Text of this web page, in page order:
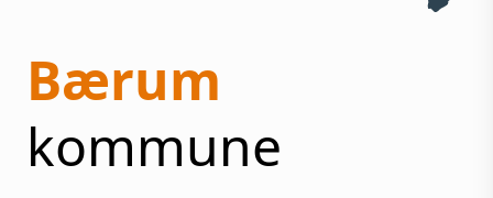
Bærum
kommune